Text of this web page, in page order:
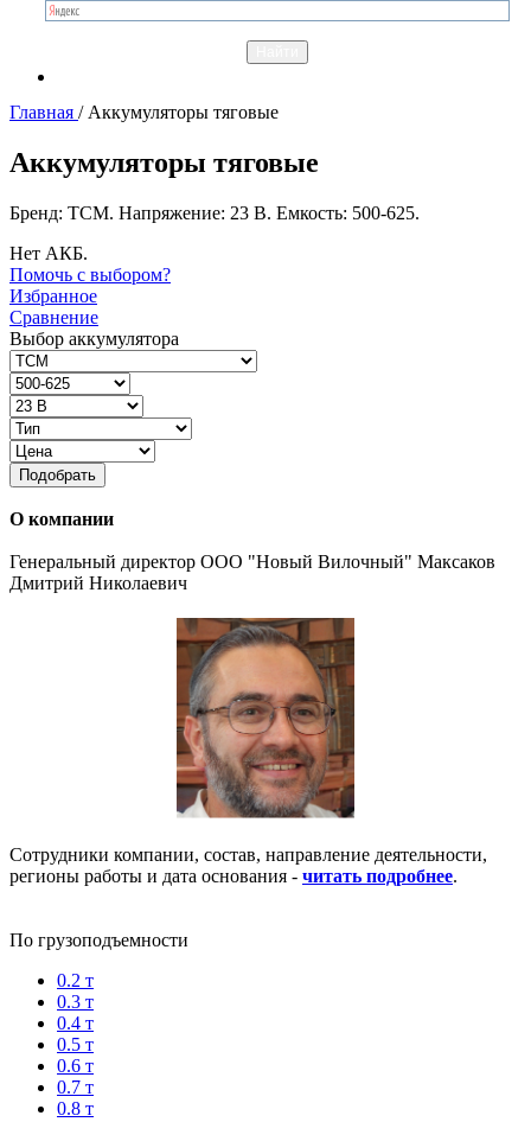
Главная / Аккумуляторы тяговые
Аккумуляторы тяговые
Бренд: TCM. Напряжение: 23 В. Емкость: 500-625.
Нет АКБ.
Помочь с выбором?
Избранное
Сравнение
Выбор аккумулятора
Подобрать
О компании
Генеральный директор ООО "Новый Вилочный" Максаков
Дмитрий Николаевич
Сотрудники компании, состав, направление деятельности,
регионы работы и дата основания - читать подробнее.
По грузоподъемности
0.2 т
0.3 т
0.4 т
0.5 т
0.6 т
0.7 т
0.8 т